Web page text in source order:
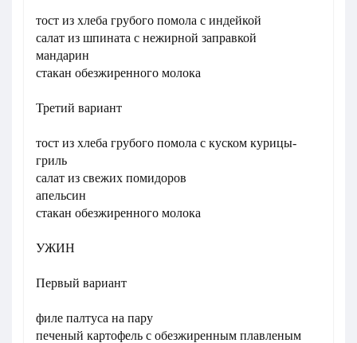
тост из хлеба грубого помола с индейкой
салат из шпината с нежирной заправкой
мандарин
стакан обезжиренного молока
Третий вариант
тост из хлеба грубого помола с куском курицы-
гриль
салат из свежих помидоров
апельсин
стакан обезжиренного молока
УЖИН
Первый вариант
филе палтуса на пару
печеный картофель с обезжиренным плавленым